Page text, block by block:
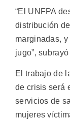
“El UNFPA
distribución
marginadas,
jugo”,
El trabajo de
de crisis será
servicios de
mujeres